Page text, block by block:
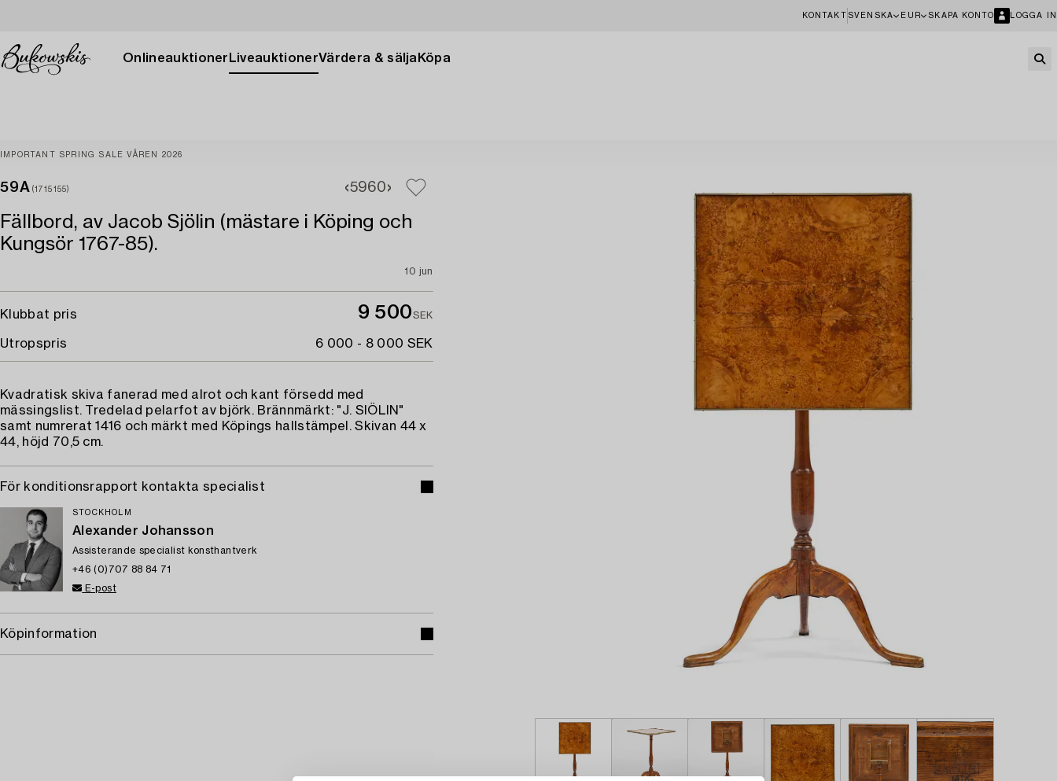
KONTAKT SVENSKA EUR SKAPA KONTO LOGGA IN
Onlineauktioner LiveauktionerVärdera & sälja Köpa
IMPORTANT SPRING SALE VÅREN 2026
59A (1715155) 5960
Fällbord, av Jacob Sjölin (mästare i Köping och
Kungsör 1767-85).
10 jun
Klubbat pris 9 500SEK
Utropspris 6 000 - 8 000 SEK
Kvadratisk skiva fanerad med alrot och kant försedd med
mässingslist. Tredelad pelarfot av björk. Brännmärkt: "J. SIÖLIN"
samt numrerat 1416 och märkt med Köpings hallstämpel. Skivan 44 x
44, höjd 70,5 cm.
För konditionsrapport kontakta specialist
STOCKHOLM
Alexander Johansson
Assisterande specialist konsthantverk
+46 (0)707 88 84 71
E-post
Köpinformation